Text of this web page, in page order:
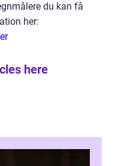
du kan få
her:
here